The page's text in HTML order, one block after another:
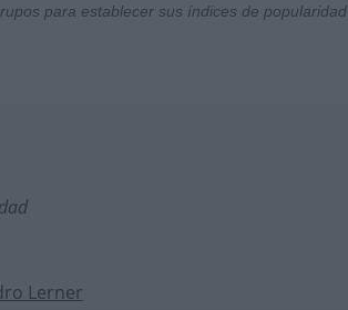
para establecer sus índices de popularidad
Lerner